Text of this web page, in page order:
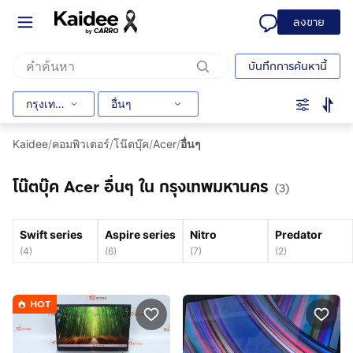
ลงขาย
บันทึกการค้นหานี้
กรุงเทพมหานคร อื่นๆ
Kaidee/คอมพิวเตอร์/โน๊ตบุ๊ค/Acer/อื่นๆ
โน๊ตบุ๊ค Acer อื่นๆ ใน กรุงเทพมหานคร (3)
Swift series
(4)
Aspire series
(6)
Nitro
(7)
Predator
(2)
HOT